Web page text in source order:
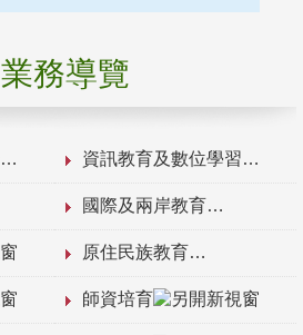
業務導覽
資訊教育及數位學習
國際及兩岸教育
原住民族教育
師資培育